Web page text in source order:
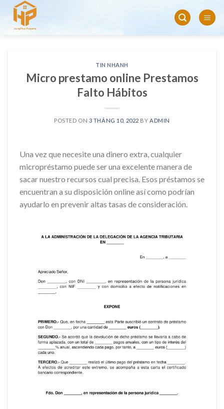
Skip
content
TIN NHANH
Micro prestamo online Prestamos
Falto Hábitos
POSTED ON 3 THÁNG 10, 2022 BY ADMIN
Una vez que necesite una dinero extra, cualquier
micropréstamo puede ser una excelente manera de
sacar nuestro recursos cual precisa. Esos préstamos se
encuentran a su disposición online así­ como podrían
ayudarlo en prevenir altas tasas de consideración.